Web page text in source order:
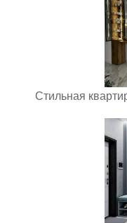
Стильная